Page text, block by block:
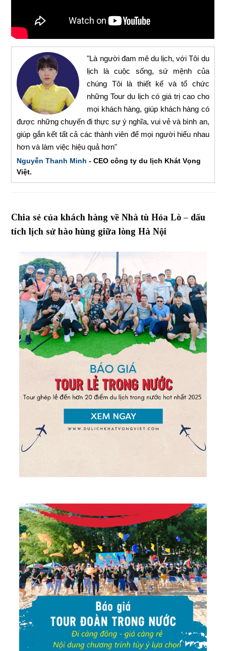
"Là người đam mê du lịch, với Tôi du
lịch là cuộc sống, sứ mệnh của
chúng Tôi là thiết kế và tổ chức
những Tour du lịch có giá trị cao cho
mọi khách hàng, giúp khách hàng có
được những chuyến đi thực sự ý nghĩa, vui vẻ và bình an,
giúp gắn kết tất cả các thành viên để mọi người hiểu nhau
hơn và làm việc hiệu quả hơn"
Nguyễn Thanh Minh - CEO công ty du lịch Khát Vọng
Việt.
Chia sẻ của khách hàng về Nhà tù Hỏa Lò – dấu
tích lịch sử hào hùng giữa lòng Hà Nội